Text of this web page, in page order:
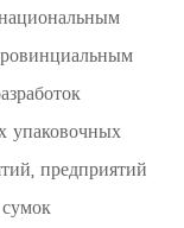
упаковочных
предприятий